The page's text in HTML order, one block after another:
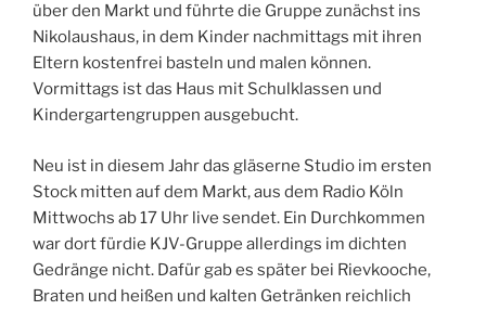
über den Markt und führte die Gruppe zunächst ins
Nikolaushaus, in dem Kinder nachmittags mit ihren
Eltern kostenfrei basteln und malen können.
Vormittags ist das Haus mit Schulklassen und
Kindergartengruppen ausgebucht.
Neu ist in diesem Jahr das gläserne Studio im ersten
Stock mitten auf dem Markt, aus dem Radio Köln
Mittwochs ab 17 Uhr live sendet. Ein Durchkommen
war dort fürdie KJV-Gruppe allerdings im dichten
Gedränge nicht. Dafür gab es später bei Rievkooche,
Braten und heißen und kalten Getränken reichlich